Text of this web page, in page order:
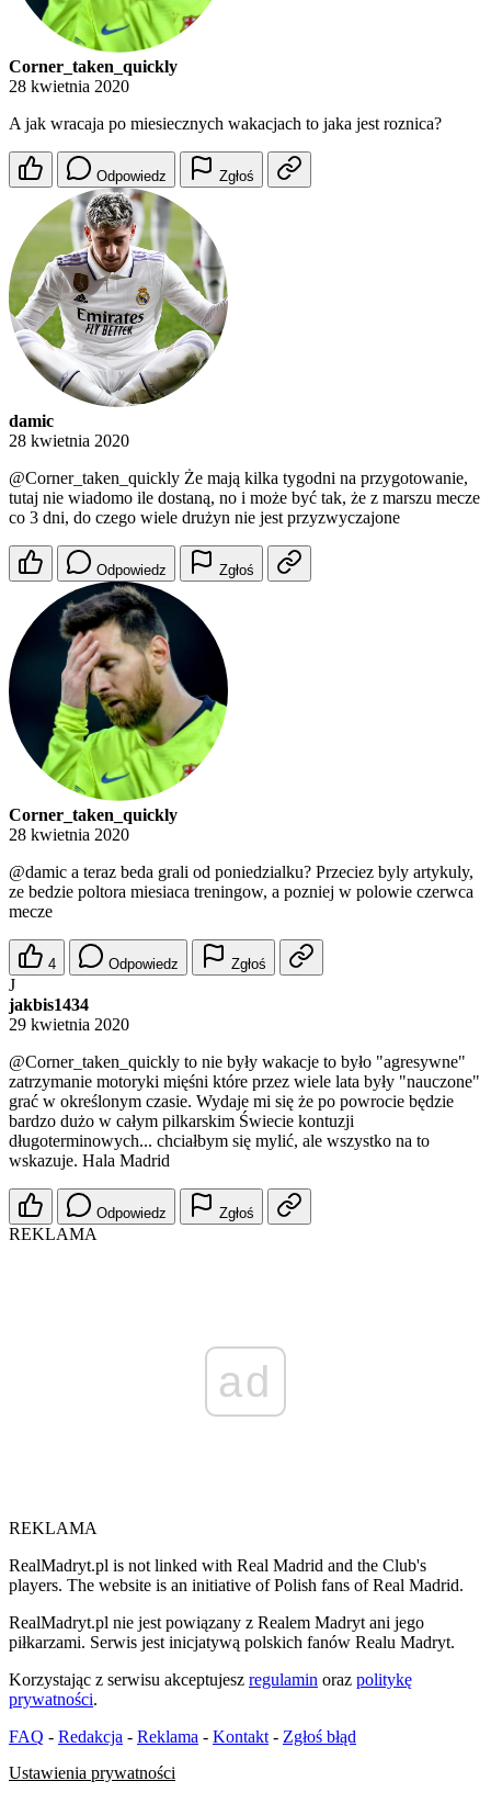
Corner_taken_quickly
28 kwietnia 2020
A jak wracaja po miesiecznych wakacjach to jaka jest roznica?
Odpowiedz Zgłoś
damic
28 kwietnia 2020
@Corner_taken_quickly Że mają kilka tygodni na przygotowanie,
tutaj nie wiadomo ile dostaną, no i może być tak, że z marszu mecze
co 3 dni, do czego wiele drużyn nie jest przyzwyczajone
Odpowiedz Zgłoś
Corner_taken_quickly
28 kwietnia 2020
@damic a teraz beda grali od poniedzialku? Przeciez byly artykuly,
ze bedzie poltora miesiaca treningow, a pozniej w polowie czerwca
mecze
4 Odpowiedz Zgłoś
J
jakbis1434
29 kwietnia 2020
@Corner_taken_quickly to nie były wakacje to było "agresywne"
zatrzymanie motoryki mięśni które przez wiele lata były "nauczone"
grać w określonym czasie. Wydaje mi się że po powrocie będzie
bardzo dużo w całym pilkarskim Świecie kontuzji
długoterminowych... chciałbym się mylić, ale wszystko na to
wskazuje. Hala Madrid
Odpowiedz Zgłoś
REKLAMA
ad
REKLAMA
RealMadryt.pl is not linked with Real Madrid and the Club's
players. The website is an initiative of Polish fans of Real Madrid.
RealMadryt.pl nie jest powiązany z Realem Madryt ani jego
piłkarzami. Serwis jest inicjatywą polskich fanów Realu Madryt.
Korzystając z serwisu akceptujesz regulamin oraz politykę
prywatności.
FAQ - Redakcja - Reklama - Kontakt - Zgłoś błąd
Ustawienia prywatności